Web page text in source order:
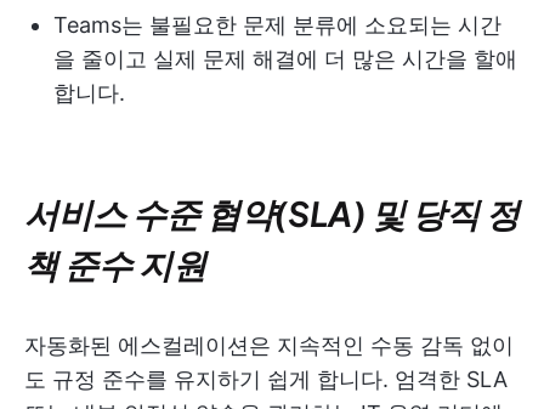
Teams는 불필요한 문제 분류에 소요되는 시간
을 줄이고 실제 문제 해결에 더 많은 시간을 할애
합니다.
서비스 수준 협약(SLA) 및 당직 정
책 준수 지원
자동화된 에스컬레이션은 지속적인 수동 감독 없이
도 규정 준수를 유지하기 쉽게 합니다. 엄격한 SLA